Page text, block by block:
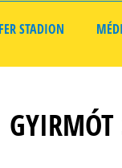
STADION
GYIRMÓT